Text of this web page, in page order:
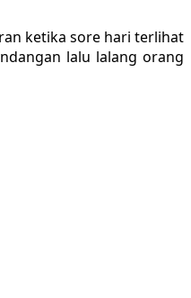
ketika sore hari terlihat
lalu lalang orang